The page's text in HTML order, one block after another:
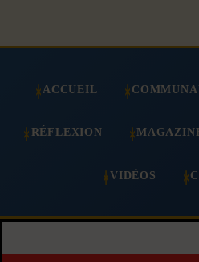
ACCUEIL
RÉFLEXION
VIDÉOS